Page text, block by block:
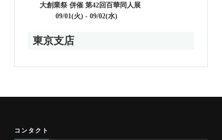
大創業祭 併催 第42回百華同人展
09/01(火) - 09/02(水)
東京支店
コンタクト